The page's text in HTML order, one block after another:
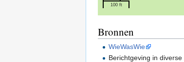
100 ft
Bronnen
WieWasWie
Berichtgeving in diverse